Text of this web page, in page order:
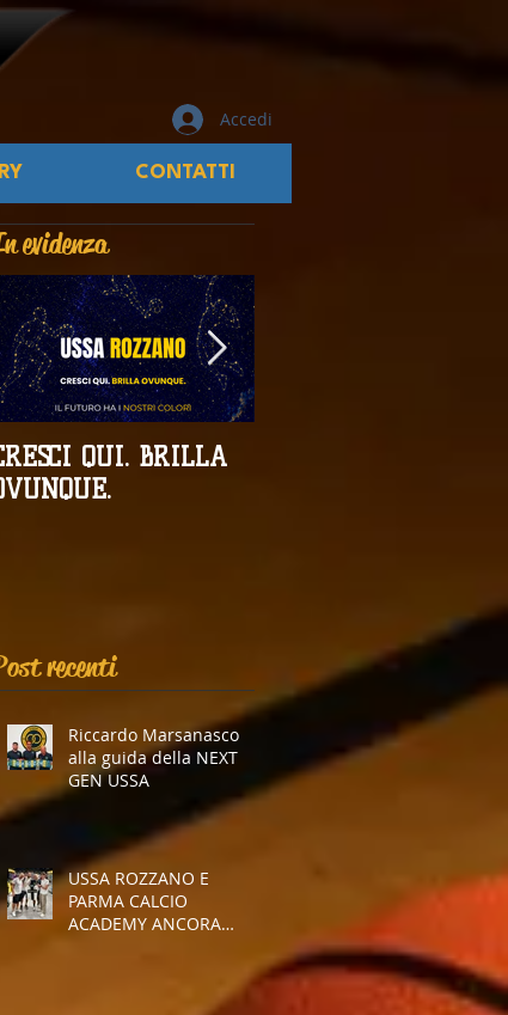
Accedi
evidenza
QUI. BRILLA
Riccardo Marsanasco
alla guida della NEXT
GEN USSA
USSA ROZZANO E
PARMA CALCIO
ACADEMY ANCORA
recenti
CONTATTI